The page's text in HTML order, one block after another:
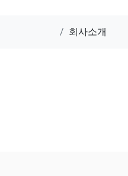
회사소개